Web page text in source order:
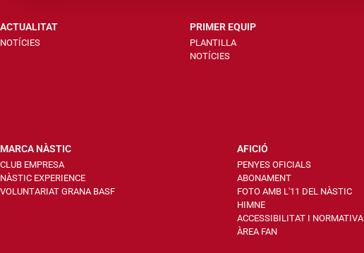
ACTUALITAT
NOTÍCIES
PRIMER EQUIP
PLANTILLA
NOTÍCIES
MARCA NÀSTIC
CLUB EMPRESA
NÀSTIC EXPERIENCE
VOLUNTARIAT GRANA BASF
AFICIÓ
PENYES OFICIALS
ABONAMENT
FOTO AMB L'11 DEL NÀSTIC
HIMNE
ACCESSIBILITAT I NORMATIVA
ÀREA FAN